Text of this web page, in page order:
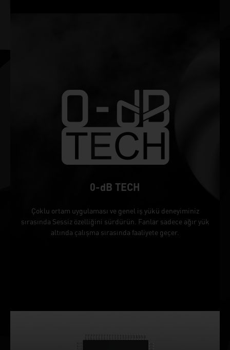
0-dB TECH
Çoklu ortam uygulaması ve genel iş yükü deneyiminiz
sırasında Sessiz özelliğini sürdürün. Fanlar sadece ağır yük
altında çalışma sırasında faaliyete geçer.